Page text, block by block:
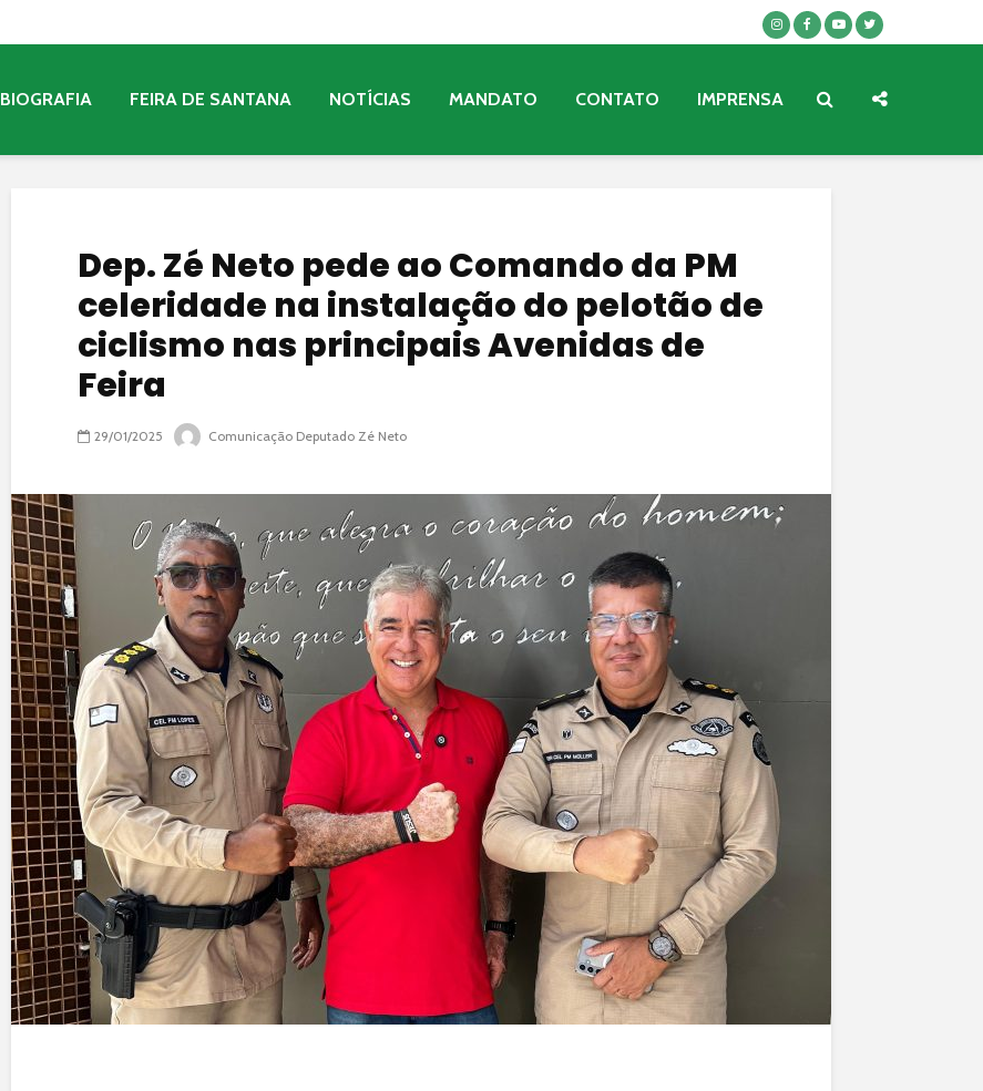
BIOGRAFIA FEIRA DE SANTANA NOTÍCIAS MANDATO CONTATO IMPRENSA
Dep. Zé Neto pede ao Comando da PM
celeridade na instalação do pelotão de
ciclismo nas principais Avenidas de
Feira
29/01/2025 Comunicação Deputado Zé Neto